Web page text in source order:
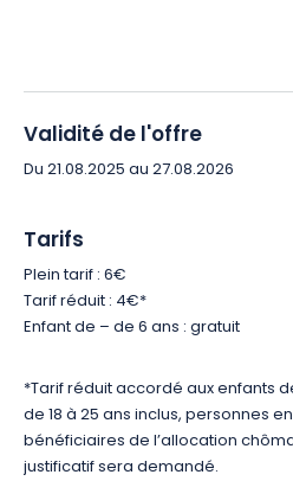
Validité de l'offre
Du 21.08.2025 au 27.08.2026
Tarifs
Plein tarif : 6€
Tarif réduit : 4€*
Enfant de – de 6 ans : gratuit
*Tarif réduit accordé aux enfants
de 18 à 25 ans inclus, personnes
bénéficiaires de l’allocation
justificatif sera demandé.